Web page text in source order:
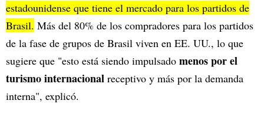
estadounidense que tiene el mercado para los partidos de
Brasil. Más del 80% de los compradores para los partidos
de la fase de grupos de Brasil viven en EE. UU., lo que
sugiere que "esto está siendo impulsado menos por el
turismo internacional receptivo y más por la demanda
interna", explicó.